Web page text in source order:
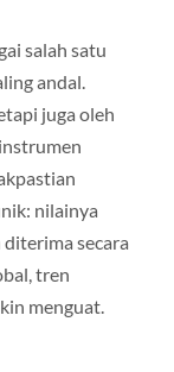
salah satu
andal.
juga oleh
nilainya
secara
tren
menguat.